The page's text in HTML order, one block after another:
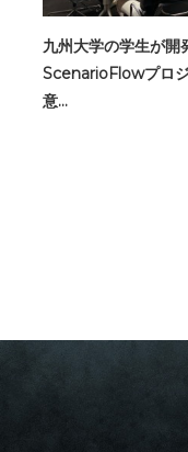
九州大学の学生が開
ScenarioFlowプロ
意…